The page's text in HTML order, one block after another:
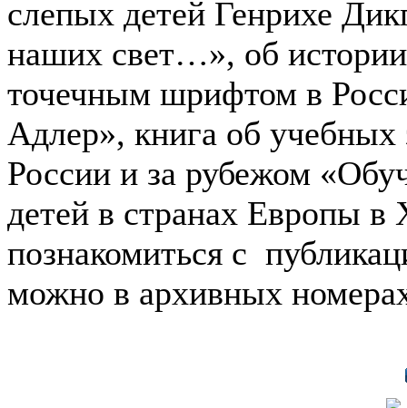
слепых детей Генрихе
наших свет…», об
точечным шрифтом в
Адлер», книга об учебных
России и за рубежом
детей в странах Европы
познакомиться с
можно в архивных